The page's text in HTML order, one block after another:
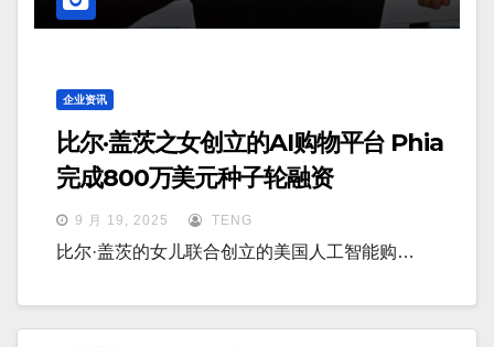
企业资讯
比尔·盖茨之女创立的AI购物平台 Phia
完成800万美元种子轮融资
9 月 19, 2025 TENG
比尔·盖茨的女儿联合创立的美国人工智能购…